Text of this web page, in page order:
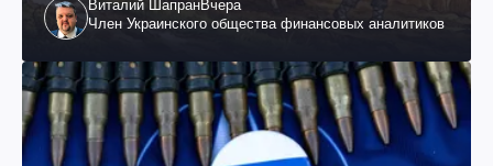
Виталий ШапранВчера
Член Украинского общества финансовых аналитиков